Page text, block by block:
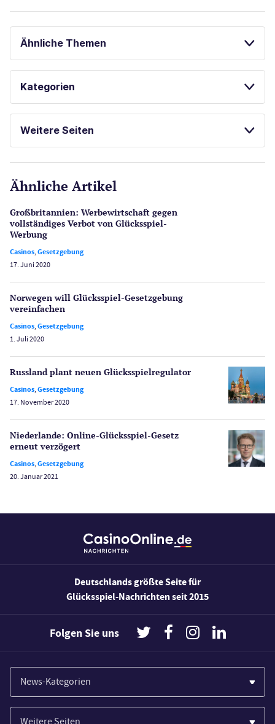
Ähnliche Themen
ÖSTERREICH CASINOS
NOVOMATIC CASINOS
Kategorien
Gesetzgebung
Lotterie
Poker
Schlagzeilen
Spiele
Spielerschutz
Sport
Wetten
Wirtschaft
Weitere Seiten
CasinoOnline.de
PayPal Casinos
Novoline Casinos
Merkur Casinos
Spielautomaten
Casino Testberichte
Bonus Ohne Einzahlung
Slot Freispiele
Ähnliche Artikel
Großbritannien: Werbewirtschaft gegen
vollständiges Verbot von Glücksspiel-
Werbung
Casinos,Gesetzgebung
17. Juni 2020
Norwegen will Glücksspiel-Gesetzgebung
vereinfachen
Casinos,Gesetzgebung
1. Juli 2020
Russland plant neuen Glücksspiel­regulator
Casinos,Gesetzgebung
17. November 2020
Niederlande: Online-Glücksspiel-Gesetz
erneut verzögert
Casinos,Gesetzgebung
20. Januar 2021
Deutschlands größte Seite für
Glücksspiel-Nachrichten seit 2015
Folgen Sie uns
News-Kategorien
Casinos